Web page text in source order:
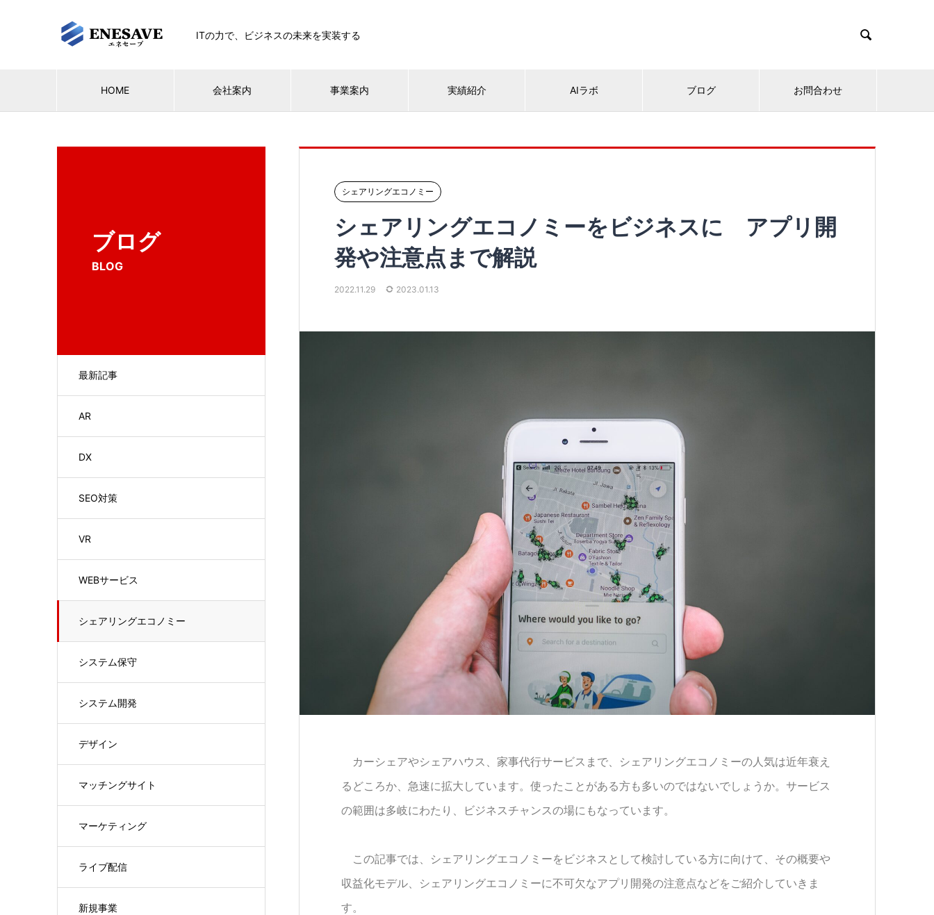
ITの力で、ビジネスの未来を実装する 
HOME 会社案内 事業案内 実績紹介 AIラボ ブログ お問合わせ
ブログ
BLOG
最新記事
AR
DX
SEO対策
VR
WEBサービス
シェアリングエコノミー
システム保守
システム開発
デザイン
マッチングサイト
マーケティング
ライブ配信
新規事業
シェアリングエコノミー
シェアリングエコノミーをビジネスに アプリ開
発や注意点まで解説
2022.11.29 2023.01.13
カーシェアやシェアハウス、家事代行サービスまで、シェアリングエコノミーの人気は近年衰え
るどころか、急速に拡大しています。使ったことがある方も多いのではないでしょうか。サービス
の範囲は多岐にわたり、ビジネスチャンスの場にもなっています。
この記事では、シェアリングエコノミーをビジネスとして検討している方に向けて、その概要や
収益化モデル、シェアリングエコノミーに不可欠なアプリ開発の注意点などをご紹介していきま
す。